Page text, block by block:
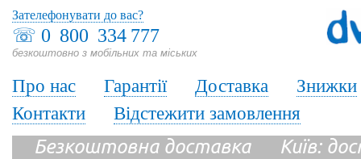
☏ 0 800 334 777
безкоштовно з мобільних та міських
Зателефонувати до вас?
Про нас Гарантії Доставка
Знижки
Контакти
Відстежити замовлення
Безкоштовна доставка Київ: